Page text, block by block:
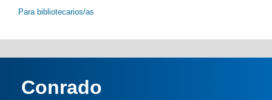
Para bibliotecarios/as
Conrado